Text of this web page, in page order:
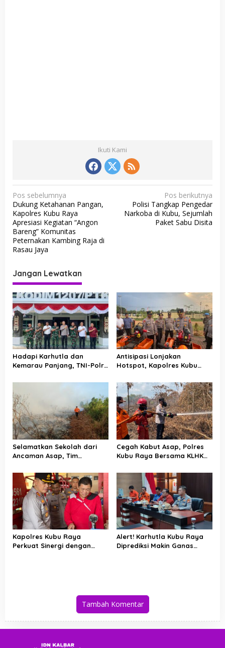
Ikuti Kami
N
a
v
i
g
s
i
p
o
s
Pos sebelumnya
Dukung Ketahanan Pangan,
Kapolres Kubu Raya
Apresiasi Kegiatan “Angon
Bareng” Komunitas
Peternakan Kambing Raja di
Rasau Jaya
Pos berikutnya
Polisi Tangkap Pengedar
Narkoba di Kubu, Sejumlah
Paket Sabu Disita
Jangan Lewatkan
Hadapi Karhutla dan
Kemarau Panjang, TNI-Polri
Raya
Antisipasi Lonjakan
Hotspot, Kapolres Kubu
Pemadam Karhutla
Selamatkan Sekolah dari
Ancaman Asap, Tim
Karhutla di Limbung Kubu
Raya
Cegah Kabut Asap, Polres
Kubu Raya Bersama KLHK
Titik Rawan Karhutla
Kapolres Kubu Raya
Perkuat Sinergi dengan
Alert! Karhutla Kubu Raya
Diprediksi Makin Ganas
Tambah Komentar